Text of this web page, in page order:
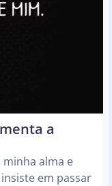
a
alma e
em passar